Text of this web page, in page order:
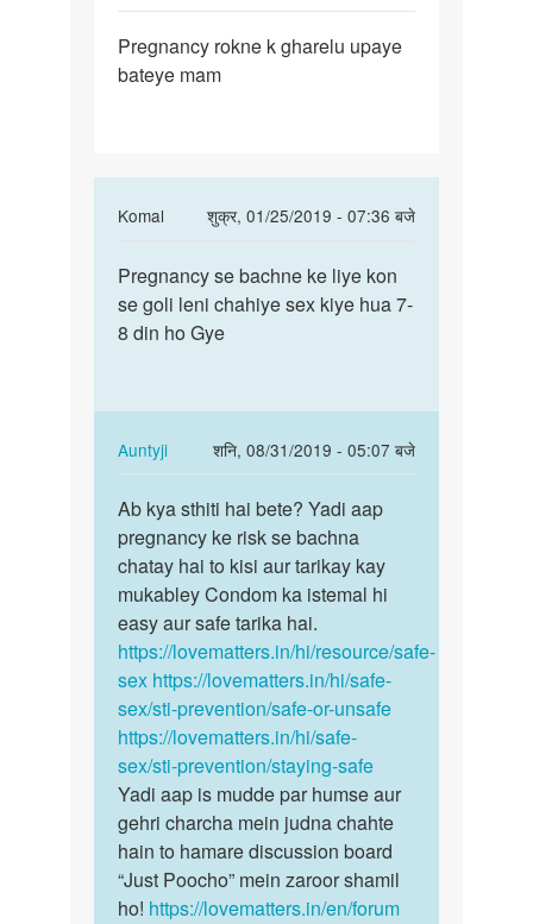
Pregnancy
rokne
Pregnancy rokne k gharelu upaye
bateye mam
Komal
शुक्र, 01/25/2019 - 07:36 बजे
to
Pregnancy
rokne
by
poonam
Pregnancy
se
bachne
Pregnancy se bachne ke liye kon
se goli leni chahiye sex kiye hua 7-
8 din ho Gye
Auntyji
शनि, 08/31/2019 - 05:07 बजे
In
reply
to
Pregnancy
se
bachne
ke
liye…
by
Komal
Ab
kya
sthiti
hai
bete?
Yadi…
Ab kya sthiti hai bete? Yadi aap
pregnancy ke risk se bachna
chatay hai to kisi aur tarikay kay
mukabley Condom ka istemal hi
easy aur safe tarika hai.
https://lovematters.in/hi/resource/safe-
sex https://lovematters.in/hi/safe-
sex/sti-prevention/safe-or-unsafe
https://lovematters.in/hi/safe-
sex/sti-prevention/staying-safe
Yadi aap is mudde par humse aur
gehri charcha mein judna chahte
hain to hamare discussion board
“Just Poocho” mein zaroor shamil
ho! https://lovematters.in/en/forum